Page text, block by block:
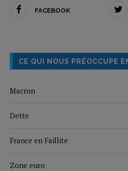
FACEBOOK
CE QUI NOUS PRÉOCCUPE
Macron
Dette
France en Faillite
Zone euro